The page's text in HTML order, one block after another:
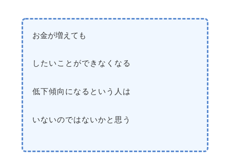
お金が増えても
したいことができなくなる
低下傾向になるという人は
いないのではないかと思う